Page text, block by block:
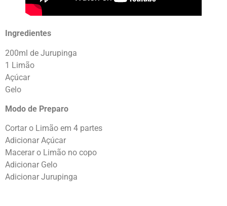
Ingredientes
200ml de Jurupinga
1 Limão
Açúcar
Gelo
Modo de Preparo
Cortar o Limão em 4 partes
Adicionar Açúcar
Macerar o Limão no copo
Adicionar Gelo
Adicionar Jurupinga